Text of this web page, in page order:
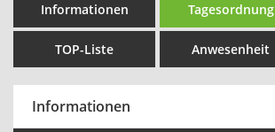
Informationen Tagesordnung
TOP-Liste Anwesenheit
Informationen